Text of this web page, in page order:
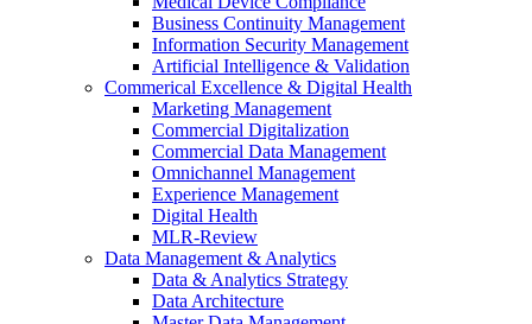
Business Continuity Management
Information Security Management
Artificial Intelligence & Validation
Commerical Excellence & Digital Health
Marketing Management
Commercial Digitalization
Commercial Data Management
Omnichannel Management
Experience Management
Digital Health
MLR-Review
Data Management & Analytics
Data & Analytics Strategy
Data Architecture